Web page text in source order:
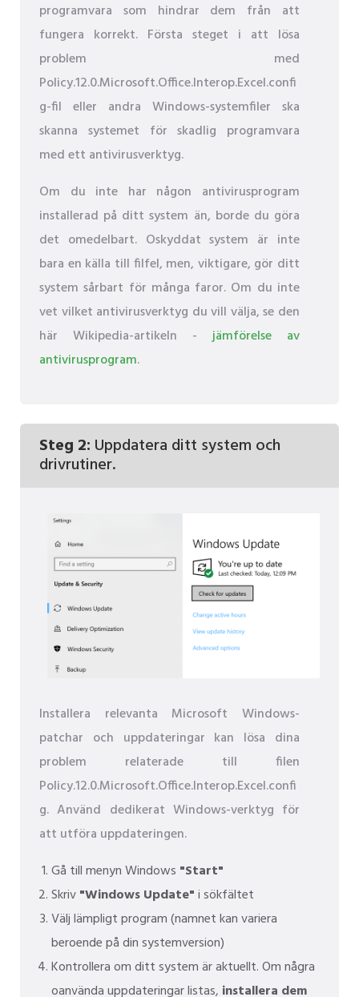
programvara som hindrar dem från att
fungera korrekt. Första steget i att lösa
problem med
Policy.12.0.Microsoft.Office.Interop.Excel.confi
g-fil eller andra Windows-systemfiler ska
skanna systemet för skadlig programvara
med ett antivirusverktyg.
Om du inte har någon antivirusprogram
installerad på ditt system än, borde du göra
det omedelbart. Oskyddat system är inte
bara en källa till filfel, men, viktigare, gör ditt
system sårbart för många faror. Om du inte
vet vilket antivirusverktyg du vill välja, se den
här Wikipedia-artikeln -jämförelse av
antivirusprogram.
Steg 2: Uppdatera ditt system och
drivrutiner.
Installera relevanta Microsoft Windows-
patchar och uppdateringar kan lösa dina
problem relaterade till filen
Policy.12.0.Microsoft.Office.Interop.Excel.confi
g. Använd dedikerat Windows-verktyg för
att utföra uppdateringen.
Gå till menyn Windows "Start"
Skriv"Windows Update"i sökfältet
Välj lämpligt program (namnet kan variera
beroende på din systemversion)
Kontrollera om ditt system är aktuellt. Om några
oanvända uppdateringar listas, installera dem